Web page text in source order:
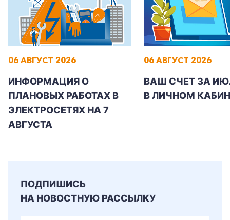
+7-800-700-24-57
Частным клиентам
Корпоративным клиентам
06 АВГУСТ 2026
ИНФОРМАЦИЯ О
ПЛАНОВЫХ РАБОТАХ В
ЭЛЕКТРОСЕТЯХ НА 7
АВГУСТА
06 АВГУСТ 2026
ВАШ СЧЕТ ЗА
В ЛИЧНОМ
ПОДПИШИСЬ
НА НОВОСТНУЮ РАССЫЛКУ